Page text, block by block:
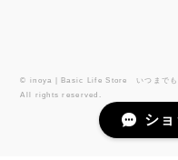
© inoya | Basic Life Store いつまでも
All rights reserved.
シ